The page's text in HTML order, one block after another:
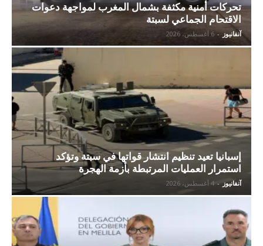
تحركات أمنية مكثفة بشمال المغرب لمواجهة دعوات
الاقتحام الجماعي لسبتة
آنفانيوز - 6 أغسطس، 2026
إسبانيا تعيد تنظيم انتشار قواتها في سبتة وتؤكد
استمرار العمليات المرتبطة بأزمة الهجرة
آنفانيوز - 4 أغسطس، 2026